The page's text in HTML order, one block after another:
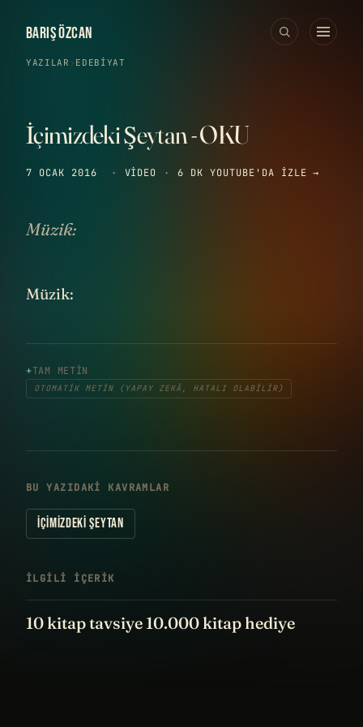
BARIŞ ÖZCAN
YAZILAR › EDEBIYAT
İçimizdeki Şeytan - OKU
7 OCAK 2016 · VIDEO · 6 DK YOUTUBE'DA IZLE →
Müzik:
Müzik:
TAM METIN
OTOMATIK METIN (YAPAY ZEKÂ, HATALI OLABILIR)
BU YAZIDAKI KAVRAMLAR
İÇIMIZDEKI ŞEYTAN
İLGILI IÇERIK
10 kitap tavsiye 10.000 kitap hediye